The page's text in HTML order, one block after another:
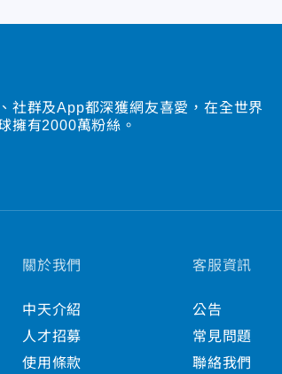
社群及App都深獲網友喜愛，在全世界
擁有2000萬粉絲。
關於我們
中天介紹
人才招募
使用條款
客服資訊
公告
常見問題
聯絡我們